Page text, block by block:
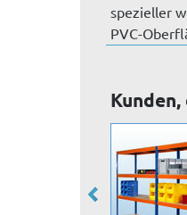
spezieller
PVC-